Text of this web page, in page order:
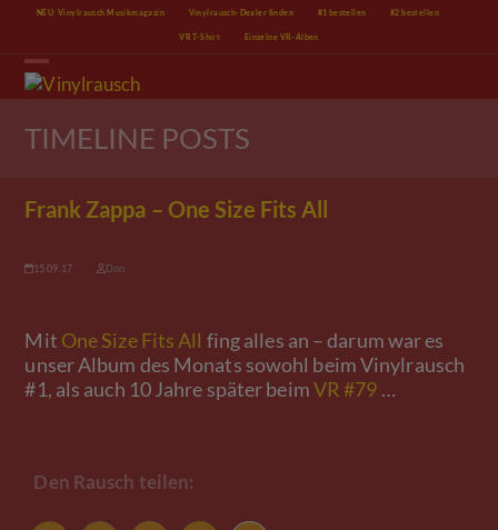
content
NEU: Vinylrausch Musikmagazin Vinylrausch-Dealer finden #1 bestellen #2 bestellen
VR T-Shirt Einzelne VR-Alben
Open
mobile
menu
Close
mobile
menu
TIMELINE POSTS
Frank Zappa – One Size Fits All
15.09.17 Don
Mit One Size Fits All fing alles an – darum war es
unser Album des Monats sowohl beim Vinylrausch
#1, als auch 10 Jahre später beimVR #79 …
Den Rausch teilen: